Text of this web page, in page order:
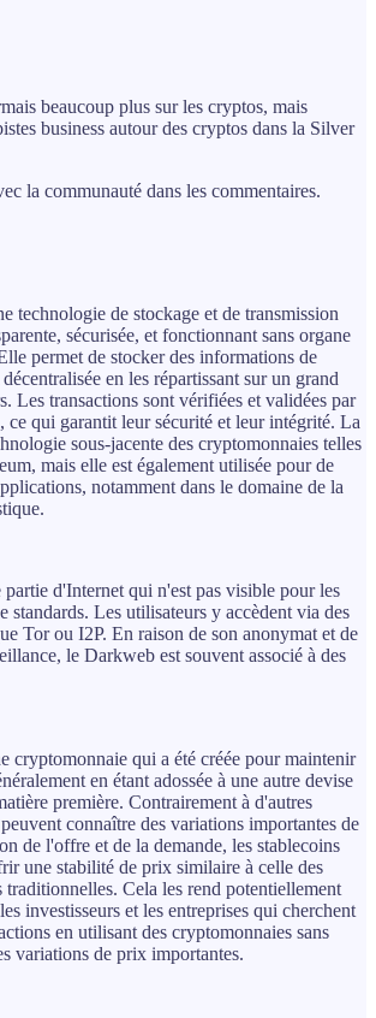
beaucoup plus sur les cryptos, mais
business autour des cryptos dans la Silver
la communauté dans les commentaires.
technologie de stockage et de transmission
sécurisée, et fonctionnant sans organe
permet de stocker des informations de
en les répartissant sur un grand
Les transactions sont vérifiées et validées par
ce qui garantit leur sécurité et leur intégrité. La
sous-jacente des cryptomonnaies telles
mais elle est également utilisée pour de
notamment dans le domaine de la
d'Internet qui n'est pas visible pour les
standards. Les utilisateurs y accèdent via des
Tor ou I2P. En raison de son anonymat et de
le Darkweb est souvent associé à des
cryptomonnaie qui a été créée pour maintenir
en étant adossée à une autre devise
première. Contrairement à d'autres
connaître des variations importantes de
de l'offre et de la demande, les stablecoins
une stabilité de prix similaire à celle des
traditionnelles. Cela les rend potentiellement
investisseurs et les entreprises qui cherchent
en utilisant des cryptomonnaies sans
variations de prix importantes.